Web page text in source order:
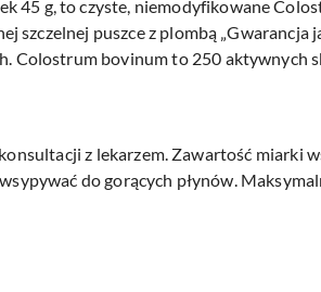
45 g, to czyste, niemodyfikowane
szczelnej puszce z plombą „Gwarancja
Colostrum bovinum to 250 aktywnych
z lekarzem. Zawartość miarki
do gorących płynów.